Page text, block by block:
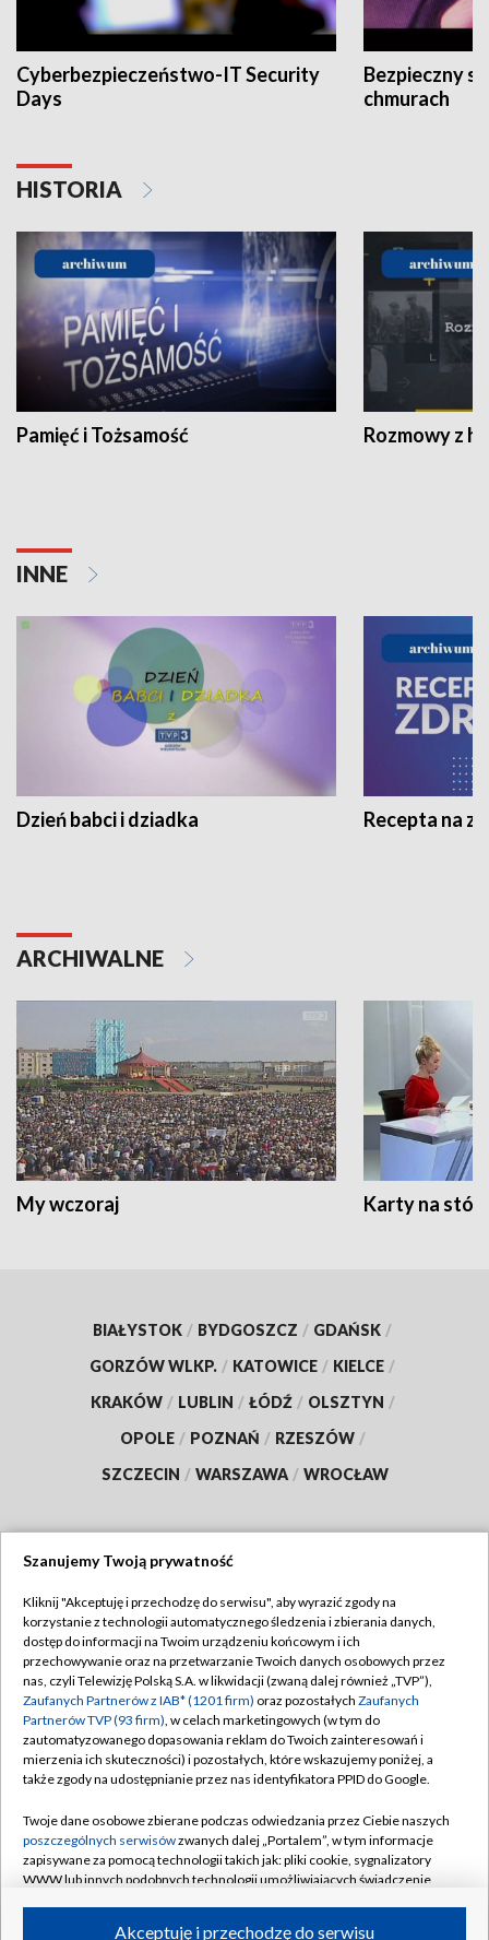
Cyberbezpieczeństwo-IT Security
Days
Bezpieczny
chmurach
HISTORIA
Pamięć i Tożsamość Rozmowy z
INNE
Dzień babci i dziadka Recepta na
ARCHIWALNE
My wczoraj Karty na
BIAŁYSTOK / BYDGOSZCZ / GDAŃSK /
GORZÓW WLKP. / KATOWICE / KIELCE /
KRAKÓW / LUBLIN / ŁÓDŹ / OLSZTYN /
OPOLE / POZNAŃ / RZESZÓW /
SZCZECIN / WARSZAWA / WROCŁAW
TVP
Abonament TVP
Emisja w TVP
Centrum informacji TVP
Naziemna Telewizja Cyfrowa
Rada Programowa
System NOS
Informacje o nadawcy
Regulamin TVP
Polityka prywatności
Moje zgody
Pomoc
Kontakt
Kanały
Szanujemy Twoją prywatność
Kliknij "Akceptuję i przechodzę do serwisu", aby wyrazić zgody na
korzystanie z technologii automatycznego śledzenia i zbierania danych,
dostęp do informacji na Twoim urządzeniu końcowym i ich
przechowywanie oraz na przetwarzanie Twoich danych osobowych przez
nas, czyli Telewizję Polską S.A. w likwidacji (zwaną dalej również „TVP”),
Zaufanych Partnerów z IAB* (1201 firm) oraz pozostałych Zaufanych
Partnerów TVP (93 firm), w celach marketingowych (w tym do
zautomatyzowanego dopasowania reklam do Twoich zainteresowań i
mierzenia ich skuteczności) i pozostałych, które wskazujemy poniżej, a
także zgody na udostępnianie przez nas identyfikatora PPID do Google.
Twoje dane osobowe zbierane podczas odwiedzania przez Ciebie naszych
poszczególnych serwisówzwanych dalej „Portalem”, w tym informacje
zapisywane za pomocą technologii takich jak: pliki cookie, sygnalizatory
WWW lub innych podobnych technologii umożliwiających świadczenie
Akceptuję i przechodzę do serwisu